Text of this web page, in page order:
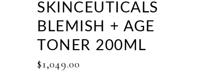
SKINCEUTICALS
BLEMISH + AGE
TONER 200ML
$1,049.00